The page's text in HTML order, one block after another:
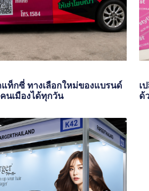
ท็กซี่ ทางเลือกใหม่ของแบรนด์
นเมืองได้ทุกวัน
เ
ด้